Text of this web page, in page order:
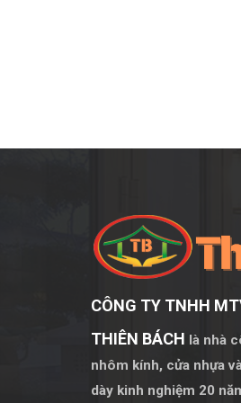
CÔNG TY TNHH
THIÊN BÁCH là nhà
nhôm kính, cửa nhựa
dày kinh nghiệm 20